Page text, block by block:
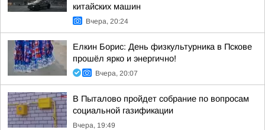
китайских машин
Вчера, 20:24
Елкин Борис: День физкультурника в Пскове
прошёл ярко и энергично!
Вчера, 20:07
В Пыталово пройдет собрание по вопросам
социальной газификации
Вчера, 19:49